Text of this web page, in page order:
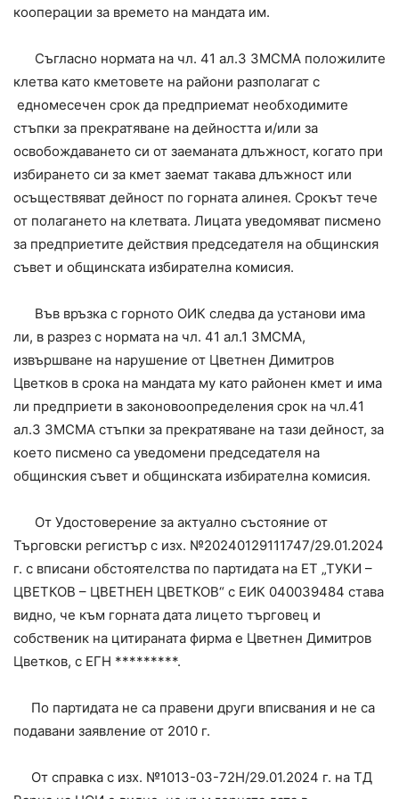
кооперации за времето на мандата им.
Съгласно нормата на чл. 41 ал.3 ЗМСМА положилите
клетва като кметовете на райони разполагат с
едномесечен срок да предприемат необходимите
стъпки за прекратяване на дейността и/или за
освобождаването си от заеманата длъжност, когато при
избирането си за кмет заемат такава длъжност или
осъществяват дейност по горната алинея. Срокът тече
от полагането на клетвата. Лицата уведомяват писмено
за предприетите действия председателя на общинския
съвет и общинската избирателна комисия.
Във връзка с горното ОИК следва да установи има
ли, в разрез с нормата на чл. 41 ал.1 ЗМСМА,
извършване на нарушение от Цветнен Димитров
Цветков в срока на мандата му като районен кмет и има
ли предприети в законовоопределения срок на чл.41
ал.3 ЗМСМА стъпки за прекратяване на тази дейност, за
което писмено са уведомени председателя на
общинския съвет и общинската избирателна комисия.
От Удостоверение за актуално състояние от
Търговски регистър с изх. №20240129111747/29.01.2024
г. с вписани обстоятелства по партидата на ЕТ „ТУКИ –
ЦВЕТКОВ – ЦВЕТНЕН ЦВЕТКОВ“ с ЕИК 040039484 става
видно, че към горната дата лицето търговец и
собственик на цитираната фирма е Цветнен Димитров
Цветков, с ЕГН *********.
По партидата не са правени други вписвания и не са
подавани заявление от 2010 г.
От справка с изх. №1013-03-72Н/29.01.2024 г. на ТД